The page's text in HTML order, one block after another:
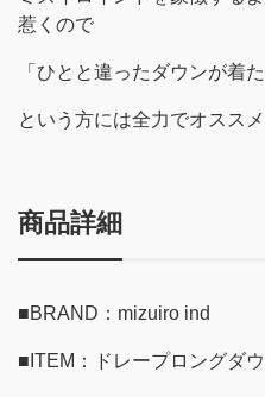
惹くので
「ひとと違ったダウンが着た
という方には全力でオスス
商品詳細
■BRAND：mizuiro ind
■ITEM：ドレープロングダ